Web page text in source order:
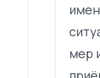
мер